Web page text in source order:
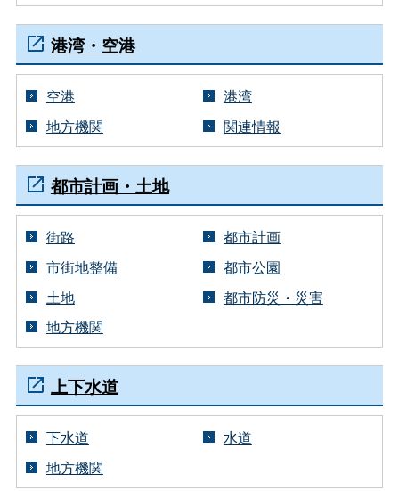
港湾・空港
空港
港湾
地方機関
関連情報
都市計画・土地
街路
都市計画
市街地整備
都市公園
土地
都市防災・災害
地方機関
上下水道
下水道
水道
地方機関